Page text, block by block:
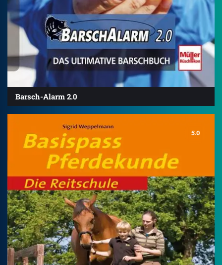
Barsch-Alarm 2.0
5.0